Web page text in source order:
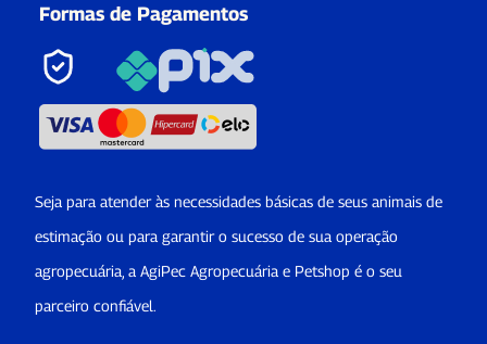
Formas de Pagamentos
Seja para atender às necessidades básicas de seus animais de
estimação ou para garantir o sucesso de sua operação
agropecuária, a AgiPec Agropecuária e Petshop é o seu
parceiro confiável.